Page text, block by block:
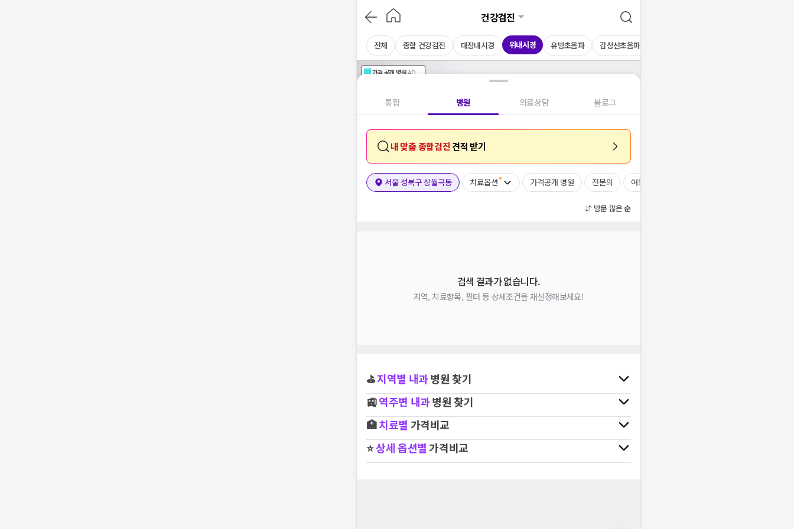
건강검진
전체 종합 건강검진 대장내시경 위내시경 유방초음파 갑상선초음파
가격공개 병원AD
통합 병원 의료상담 블로그
내 맞춤 종합검진 견적 받기
서울 성북구 상월곡동 치료옵션 가격공개 병원 전문의 여의사
방문 많은 순
검색 결과가 없습니다.
지역, 치료항목, 필터 등 상세조건을 재설정해보세요!
⛳지역별 내과병원 찾기
🚉역주변 내과병원 찾기
🏥치료별 가격비교
⭐상세 옵션별가격비교